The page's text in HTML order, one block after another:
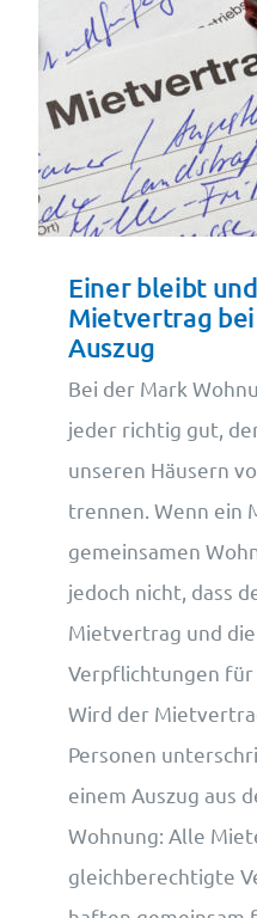
Einer bleibt
Mietvertrag
Auszug
Bei der Mark
jeder richtig gut,
unseren Häusern
trennen. Wenn ein
gemeinsamen
jedoch nicht, dass
Mietvertrag und
Verpflichtungen für
Wird der
Personen
einem Auszug aus
Wohnung: Alle
gleichberechtigte